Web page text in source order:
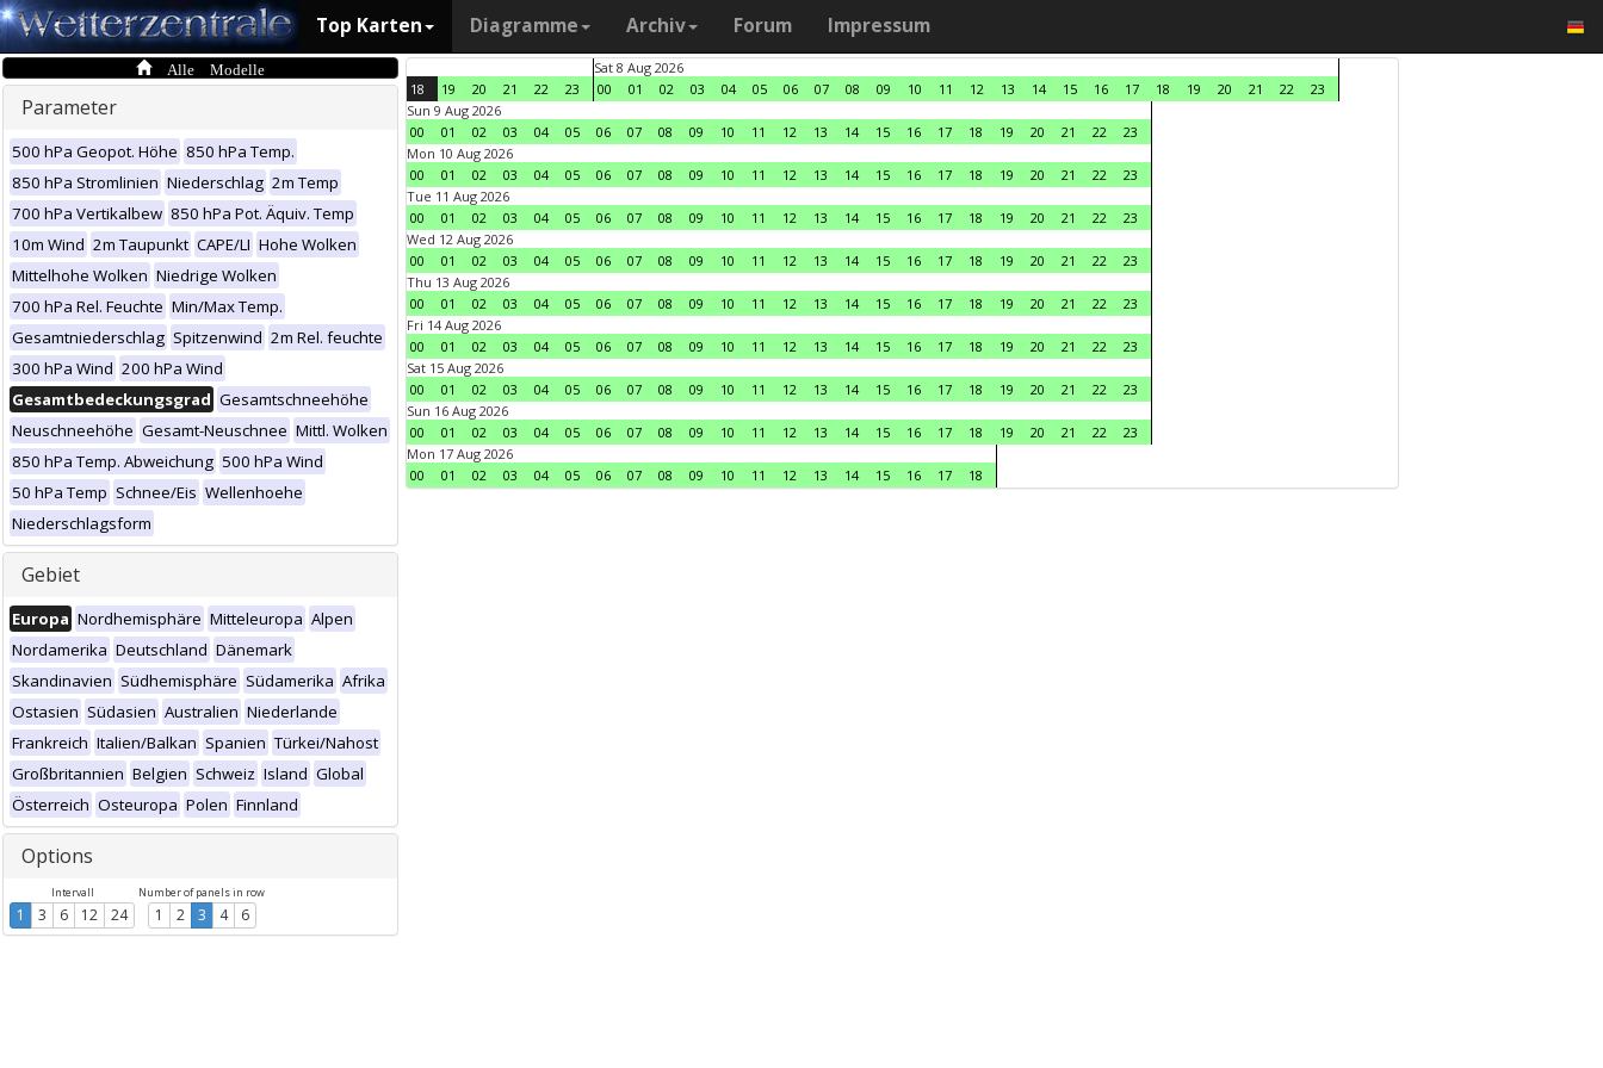
Top Karten Diagramme Archiv Forum Impressum
Alle Modelle
Parameter
500 hPa Geopot. Höhe 850 hPa Temp.
850 hPa Stromlinien Niederschlag 2m Temp
700 hPa Vertikalbew 850 hPa Pot. Äquiv. Temp
10m Wind 2m Taupunkt CAPE/LI Hohe Wolken
Mittelhohe Wolken Niedrige Wolken
700 hPa Rel. Feuchte Min/Max Temp.
Gesamtniederschlag Spitzenwind 2m Rel. feuchte
300 hPa Wind 200 hPa Wind
Gesamtbedeckungsgrad Gesamtschneehöhe
Neuschneehöhe Gesamt-Neuschnee Mittl. Wolken
850 hPa Temp. Abweichung 500 hPa Wind
50 hPa Temp Schnee/Eis Wellenhoehe
Niederschlagsform
Gebiet
Europa Nordhemisphäre Mitteleuropa Alpen
Nordamerika Deutschland Dänemark
Skandinavien Südhemisphäre Südamerika Afrika
Ostasien Südasien Australien Niederlande
Frankreich Italien/Balkan Spanien Türkei/Nahost
Großbritannien Belgien Schweiz Island Global
Österreich Osteuropa Polen Finnland
Options
Intervall
1 3 6 12 24
Number of panels in row
1 2 3 4 6
18 19 20 21 22 23
Sat 8 Aug 2026
00
01 02 03 04 05 06 07 08 09 10 11 12 13 14 15 16 17 18 19 20 21 22
23
Sun 9 Aug 2026
00
01 02 03 04 05 06 07 08 09 10 11 12 13 14 15 16 17 18 19 20 21 22
23
Mon 10 Aug 2026
00
01 02 03 04 05 06 07 08 09 10 11 12 13 14 15 16 17 18 19 20 21 22
23
Tue 11 Aug 2026
00
01 02 03 04 05 06 07 08 09 10 11 12 13 14 15 16 17 18 19 20 21 22
23
Wed 12 Aug 2026
00
01 02 03 04 05 06 07 08 09 10 11 12 13 14 15 16 17 18 19 20 21 22
23
Thu 13 Aug 2026
00
01 02 03 04 05 06 07 08 09 10 11 12 13 14 15 16 17 18 19 20 21 22
23
Fri 14 Aug 2026
00
01 02 03 04 05 06 07 08 09 10 11 12 13 14 15 16 17 18 19 20 21 22
23
Sat 15 Aug 2026
00
01 02 03 04 05 06 07 08 09 10 11 12 13 14 15 16 17 18 19 20 21 22
23
Sun 16 Aug 2026
00
01 02 03 04 05 06 07 08 09 10 11 12 13 14 15 16 17 18 19 20 21 22
23
Mon 17 Aug 2026
00
01 02 03 04 05 06 07 08 09 10 11 12 13 14 15 16 17 18